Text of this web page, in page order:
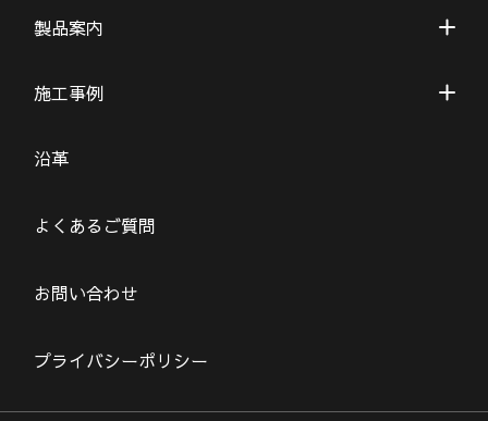
製品案内
施工事例
沿革
よくあるご質問
お問い合わせ
プライバシーポリシー